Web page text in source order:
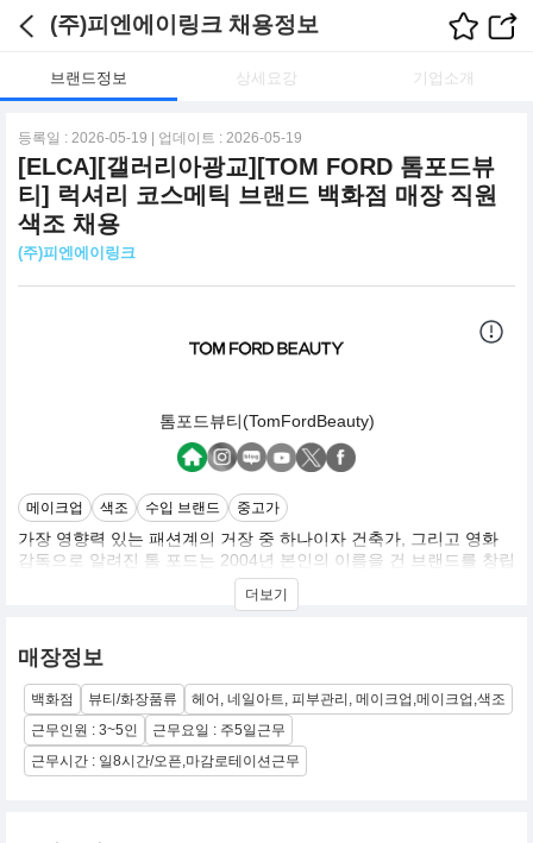
(주)피엔에이링크 채용정보
브랜드정보 상세요강 기업소개
등록일 : 2026-05-19 | 업데이트 : 2026-05-19
[ELCA][갤러리아광교][TOM FORD 톰포드뷰
티] 럭셔리 코스메틱 브랜드 백화점 매장 직원
색조 채용
(주)피엔에이링크
톰포드뷰티(TomFordBeauty)
메이크업 색조 수입 브랜드 중고가
가장 영향력 있는 패션계의 거장 중 하나이자 건축가, 그리고 영화
감독으로 알려진 톰 포드는 2004년 본인의 이름을 건 브랜드를 창립
했습니다. ‘톰 포드 뷰티’는 제품력과 서비스 그리고 장인 정신을 다
양하게 갖춘 하이-엔드 뷰티 브랜드입니다. 톰 포드는 메이크업, 스
며, 부드럽고 우아하게 또는 강렬하고 과감하게 본인의 가장 매력적
이고 열정적인 모습을 표현하는 힘을 지녔다고 말합니다. 여성 개개
인에게 잠재된 아름다움과 보다 결점 없이 빛나는 피부, 매력적이고
감각적인 컬러 표현을 위한 스킨 케어부터 메이크업 제품까지 다양
한 제품을 선보이고 있습니다. 또한 고귀한 원료를 사용한 ‘럭셔리
향’으로 톰 포드만의 대담하고 센슈얼한 영감을 표현하며 진정한 ‘럭
셔리 뷰티’의 진수를 보여주고자 노력하고 있습니다. 2014년 한국에
더보기
매장정보
백화점 뷰티/화장품류
헤어, 네일아트, 피부관리, 메이크업,메이크업,색조
근무인원 : 3~5인
근무요일 : 주5일근무
근무시간 : 일8시간/오픈,마감로테이션근무